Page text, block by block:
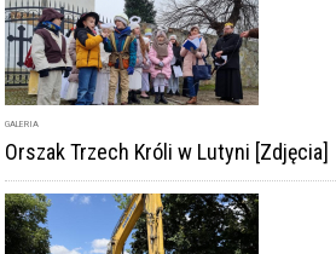
GALERIA
Orszak Trzech Króli w Lutyni [Zdjęcia]